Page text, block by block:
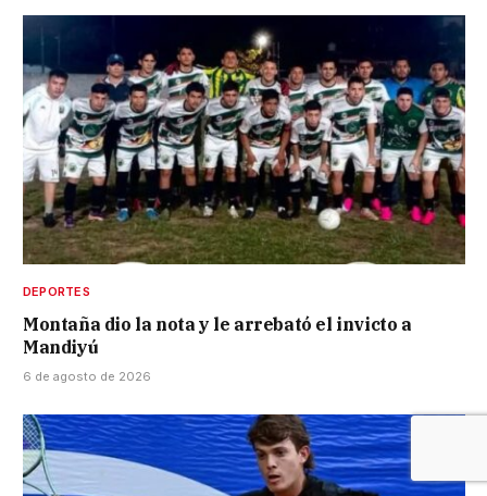
DEPORTES
Montaña dio la nota y le arrebató el invicto a
Mandiyú
6 de agosto de 2026